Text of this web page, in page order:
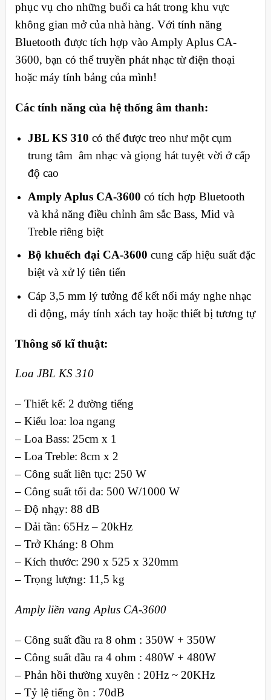
phục vụ cho những buổi ca hát trong khu vực
không gian mở của nhà hàng. Với tính năng
Bluetooth được tích hợp vào Amply Aplus CA-
3600, bạn có thể truyền phát nhạc từ điện thoại
hoặc máy tính bảng của mình!
Các tính năng của hệ thống âm thanh:
JBL KS 310 có thể được treo như một cụm
trung tâm âm nhạc và giọng hát tuyệt vời ở cấp
độ cao
Amply Aplus CA-3600 có tích hợp Bluetooth
và khả năng điều chỉnh âm sắc Bass, Mid và
Treble riêng biệt
Bộ khuếch đại CA-3600 cung cấp hiệu suất đặc
biệt và xử lý tiên tiến
Cáp 3,5 mm lý tưởng để kết nối máy nghe nhạc
di động, máy tính xách tay hoặc thiết bị tương tự
Thông số kĩ thuật:
Loa JBL KS 310
– Thiết kế: 2 đường tiếng
– Kiểu loa: loa ngang
– Loa Bass: 25cm x 1
– Loa Treble: 8cm x 2
– Công suất liên tục: 250 W
– Công suất tối đa: 500 W/1000 W
– Độ nhạy: 88 dB
– Dải tần: 65Hz – 20kHz
– Trở Kháng: 8 Ohm
– Kích thước: 290 x 525 x 320mm
– Trọng lượng: 11,5 kg
Amply liền vang Aplus CA-3600
– Công suất đầu ra 8 ohm : 350W + 350W
– Công suất đầu ra 4 ohm : 480W + 480W
– Phản hồi thường xuyên : 20Hz ~ 20KHz
– Tỷ lệ tiếng ồn : 70dB